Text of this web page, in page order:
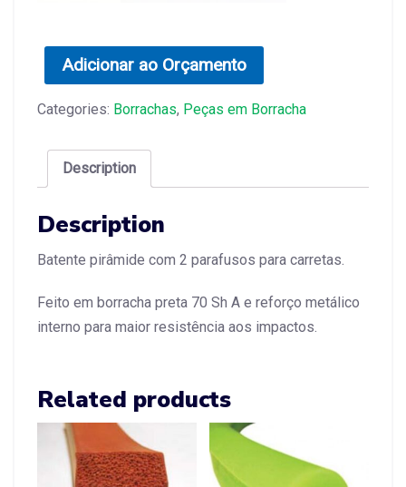
Adicionar ao Orçamento
Categories: Borrachas, Peças em Borracha
Description
Description
Batente pirâmide com 2 parafusos para carretas.
Feito em borracha preta 70 Sh A e reforço metálico
interno para maior resistência aos impactos.
Related products